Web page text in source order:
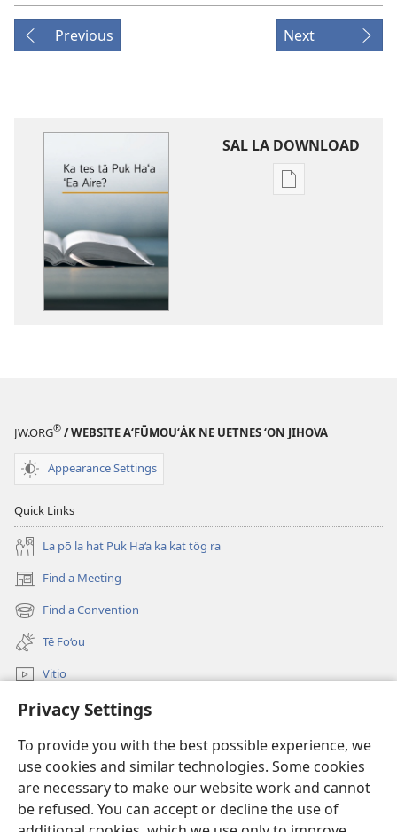
Privacy Settings
To provide you with the best possible experience, we
use cookies and similar technologies. Some cookies
are necessary to make our website work and cannot
be refused. You can accept or decline the use of
Previous Next
SAL LA DOWNLOAD
Sal
Aire?
JW.ORG® / WEBSITE A‘FŪMOU‘ȦK NE UETNES ‘ON JIHOVA
Appearance Settings
Quick Links
La pō la hat Puk Ha‘a ka kat tӧg ra
Find a Meeting
(opens
new
window)
Find a Convention
(opens
new
window)
Tē Fo‘ou
Vitio
Ao se JW.ORG
Donations
(opens
new
window)Watchtower ONLINE LIBRARY™
(opens
new